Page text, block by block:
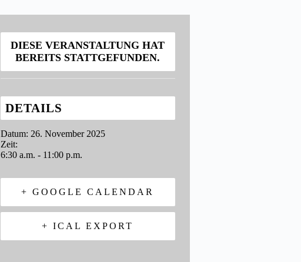
DIESE VERANSTALTUNG HAT
BEREITS STATTGEFUNDEN.
DETAILS
Datum: 26. November 2025
Zeit:
6:30 a.m. - 11:00 p.m.
+ GOOGLE CALENDAR
+ ICAL EXPORT